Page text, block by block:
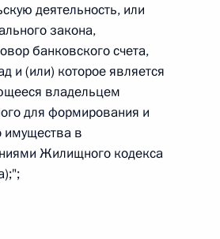
и Кабинетом
компетентных органов
Республике
деятельность, или
закона,
банковского счета,
и (или) которое является
владельцем
для формирования и
имущества в
Жилищного кодекса